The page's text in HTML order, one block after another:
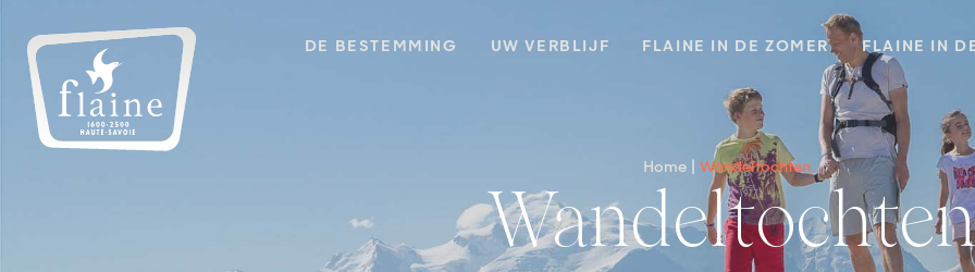
DE BESTEMMING UW VERBLIJF FLAINE IN DE ZOMER FLAINE IN
Home Wandeltochten